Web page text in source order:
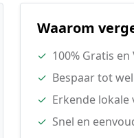
Waarom
✓ 100% Gratis
✓ Bespaar tot
✓ Erkende lokale
✓ Snel en